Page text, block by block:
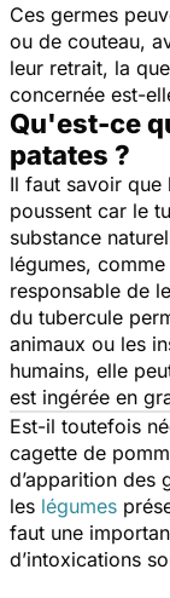
Ces germes
ou de couteau,
leur retrait, la
concernée est-
Qu'est-ce
patates ?
Il faut savoir que
poussent car le
substance
légumes,
responsable de
du tubercule
animaux ou les
humains, elle
est ingérée en
Est-il toutefois
cagette de
d’apparition des
les légumes
faut une
d’intoxications